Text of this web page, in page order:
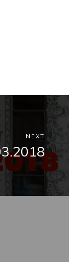
NEXT